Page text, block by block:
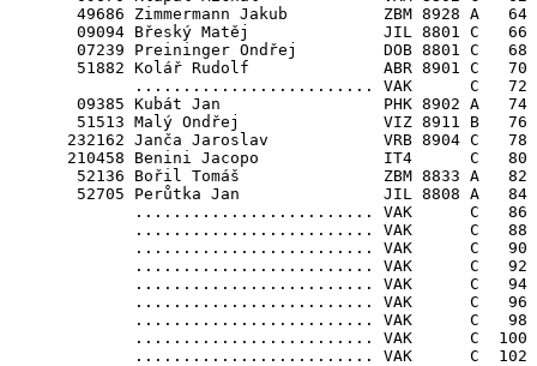
49686 Zimmermann Jakub          ZBM 8928 A   64
09094 Břeský Matěj              JIL 8801 C   66
       07239 Preininger Ondřej         DOB 8801 C   68
       51882 Kolář Rudolf              ABR 8901 C   70
             ......................... VAK      C   72
09385 Kubát Jan                 PHK 8902 A   74
51513 Malý Ondřej               VIZ 8911 B   76
      232162 Janča Jaroslav            VRB 8904 C   78
210458 Benini Jacopo             IT4      C   80
52136 Bořil Tomáš               ZBM 8833 A   82
       52705 Perůtka Jan               JIL 8808 A   84
             ......................... VAK      C   86
             ......................... VAK      C   88
             ......................... VAK      C   90
             ......................... VAK      C   92
             ......................... VAK      C   94
             ......................... VAK      C   96
             ......................... VAK      C   98
             ......................... VAK      C  100
             ......................... VAK      C  102